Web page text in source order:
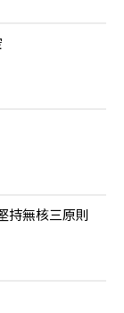
持無核三原則